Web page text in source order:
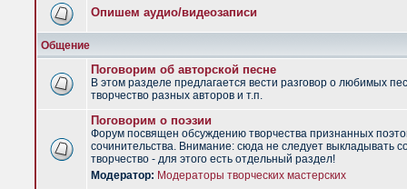
Опишем аудио/видеозаписи
Общение
Поговорим об авторской песне
В этом разделе предлагается вести разговор о любимых
творчество разных авторов и т.п.
Поговорим о поэзии
Форум посвящен обсуждению творчества признанных
сочинительства. Внимание: сюда не следует выкладывать
творчество - для этого есть отдельный раздел!
Модератор: Модераторы творческих мастерских